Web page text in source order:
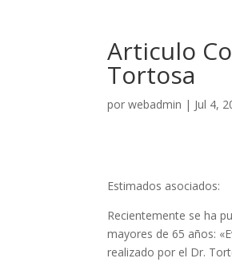
Articulo
Tortosa
porwebadmin | Jul 4,
Estimados asociados:
Recientemente se ha
mayores de 65 años:
realizado por el Dr.